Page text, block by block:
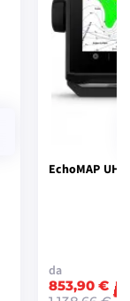
EchoMAP
da
853,90 €